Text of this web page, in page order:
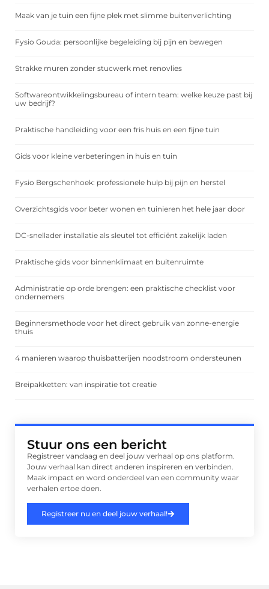
Maak van je tuin een fijne plek met slimme buitenverlichting
Fysio Gouda: persoonlijke begeleiding bij pijn en bewegen
Strakke muren zonder stucwerk met renovlies
Softwareontwikkelingsbureau of intern team: welke keuze past bij
uw bedrijf?
Praktische handleiding voor een fris huis en een fijne tuin
Gids voor kleine verbeteringen in huis en tuin
Fysio Bergschenhoek: professionele hulp bij pijn en herstel
Overzichtsgids voor beter wonen en tuinieren het hele jaar door
DC-snellader installatie als sleutel tot efficiënt zakelijk laden
Praktische gids voor binnenklimaat en buitenruimte
Administratie op orde brengen: een praktische checklist voor
ondernemers
Beginnersmethode voor het direct gebruik van zonne-energie
thuis
4 manieren waarop thuisbatterijen noodstroom ondersteunen
Breipakketten: van inspiratie tot creatie
Stuur ons een bericht
Registreer vandaag en deel jouw verhaal op ons platform.
Jouw verhaal kan direct anderen inspireren en verbinden.
Maak impact en word onderdeel van een community waar
verhalen ertoe doen.
Registreer nu en deel jouw verhaal!